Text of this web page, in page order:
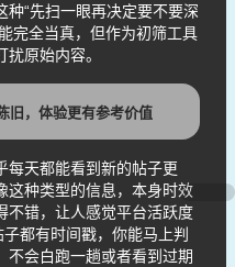
种“先扫一眼再决定要不要深
完全当真，但作为初筛工具
原始内容。
旧，体验更有参考价值
每天都能看到新的帖子更
这种类型的信息，本身时效
不错，让人感觉平台活跃度
都有时间戳，你能马上判
不会白跑一趟或者看到过期